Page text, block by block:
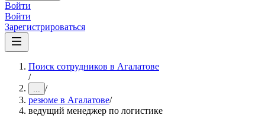
Войти
Войти
Зарегистрироваться
Поиск сотрудников в Агалатове
/
... /
резюме в Агалатове/
ведущий менеджер по логистике